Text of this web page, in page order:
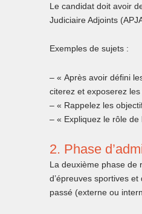
Le candidat doit avoir
Judiciaire Adjoints
Exemples de sujets :
– « Après avoir défini
citerez et exposerez
– « Rappelez les
– « Expliquez le rôle de
2. Phase
La deuxième phase de
d’épreuves sportives
passé (externe ou